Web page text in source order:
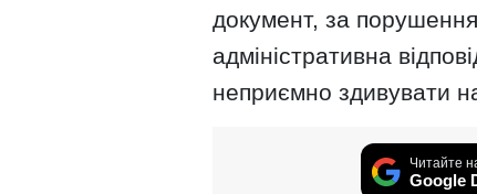
документ, за
адміністративна
неприємно здивувати
Читайте
Google